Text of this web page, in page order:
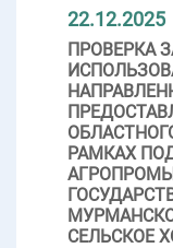
22.12.2025
ПРОВЕРКА
РАМКАХ
СЕЛЬСКОЕ